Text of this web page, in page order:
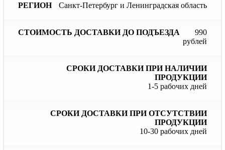
Санкт-Петербург и Ленинградская область
990
рублей
1-5 рабочих дней
10-30 рабочих дней